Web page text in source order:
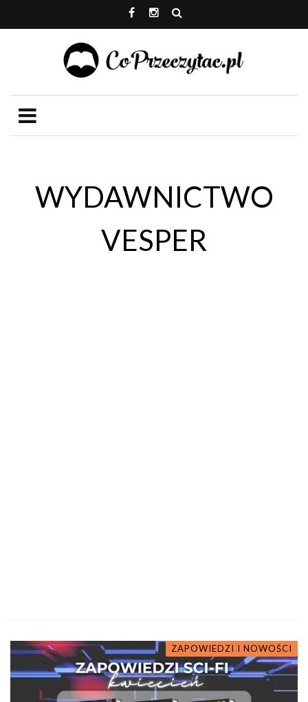
WYDAWNICTWO
VESPER
ZAPOWIEDZI I NOWOŚCI